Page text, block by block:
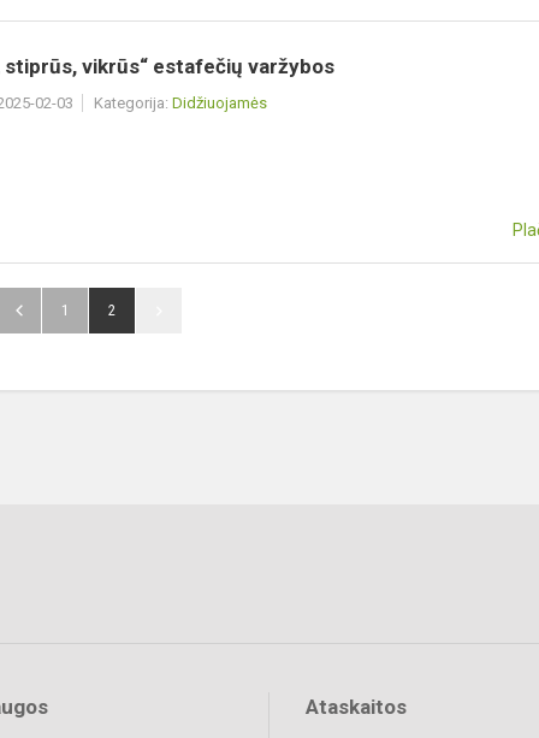
stiprūs, vikrūs“ estafečių varžybos
02-03 Kategorija: Didžiuojamės
1 2
Ataskaitos